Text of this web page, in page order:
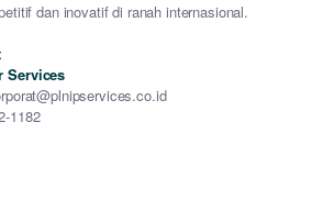
dan inovatif di ranah internasional.
Services
1182